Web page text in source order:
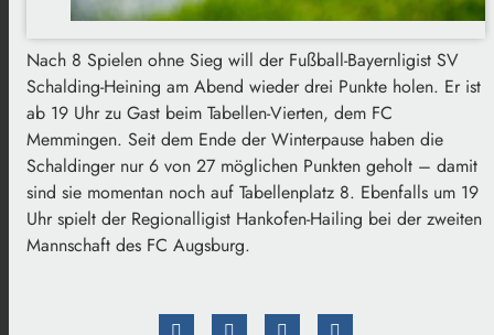
Nach 8 Spielen ohne Sieg will der Fußball-Bayernligist SV
Schalding-Heining am Abend wieder drei Punkte holen. Er ist
ab 19 Uhr zu Gast beim Tabellen-Vierten, dem FC
Memmingen. Seit dem Ende der Winterpause haben die
Schaldinger nur 6 von 27 möglichen Punkten geholt – damit
sind sie momentan noch auf Tabellenplatz 8. Ebenfalls um 19
Uhr spielt der Regionalligist Hankofen-Hailing bei der zweiten
Mannschaft des FC Augsburg.